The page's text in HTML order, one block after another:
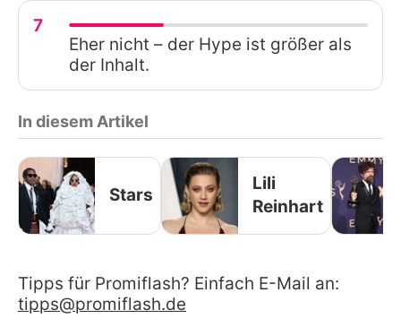
7
Eher nicht – der Hype ist größer als
der Inhalt.
In diesem Artikel
Stars
Lili
Reinhart
Tipps für Promiflash? Einfach E-Mail an:
tipps@promiflash.de